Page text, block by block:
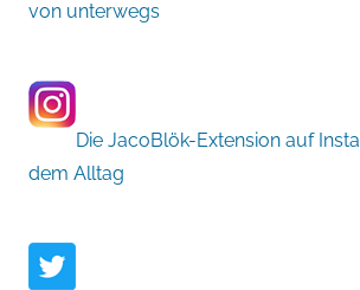
von unterwegs
Die JacoBlök-Extension auf
dem Alltag